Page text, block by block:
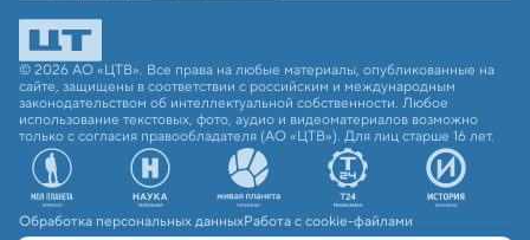
© 2026 АО «ЦТВ». Все права на любые материалы, опубликованные на
сайте, защищены в соответствии с российским и международным
законодательством об интеллектуальной собственности. Любое
использование текстовых, фото, аудио и видеоматериалов возможно
только с согласия правообладателя (АО «ЦТВ»). Для лиц старше 16 лет.
Обработка персональных данныхРабота с cookie-файлами